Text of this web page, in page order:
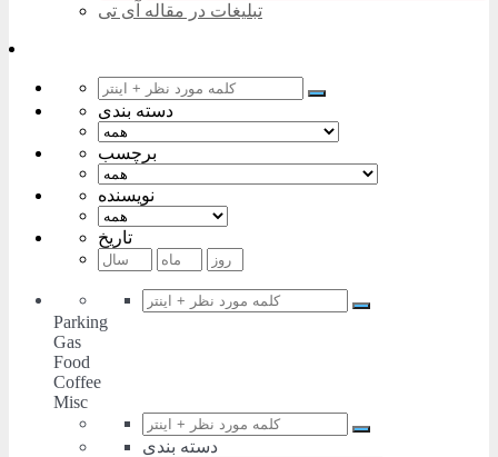
تبلیغات در مقاله آی تی
دسته بندی
برچسب
نویسنده
تاریخ
Parking
Gas
Food
Coffee
Misc
دسته بندی